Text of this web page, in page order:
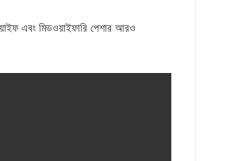
এবং মিডওয়াইফারি পেশার আরও